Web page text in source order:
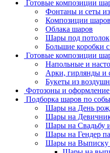
Готовые композиции
Фонтаны и сеты
Композиции
Облака шаров
Шары под потолок
Большие коробки
Готовые композиции
Напольные и
Арки, гирлянды и
Букеты из
Фотозоны и оформление
Подборка шаров по
Шары на День
Шары на
Шары на Свадьбу
Шары на Гендер
Шары на Выписку